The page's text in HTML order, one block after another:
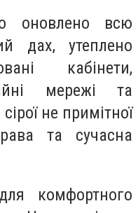
оновлено всю
дах, утеплено
кабінети,
мережі та
не примітної
та сучасна
комфортного